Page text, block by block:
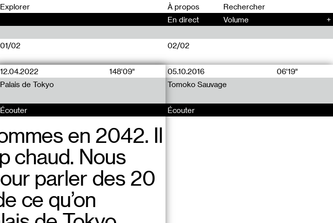
Explorer
À propos
En direct Volume +
01/02
12.04.2022
148'09"
Palais de Tokyo
Écouter
en 2042. Il
chaud. Nous
parler des 20
ce qu’on
02/02
Pièce (27) 05.10.2016
06'19"
Hyalin
Tomoko Sauvage
Écouter
*Up
Down
Up
Up